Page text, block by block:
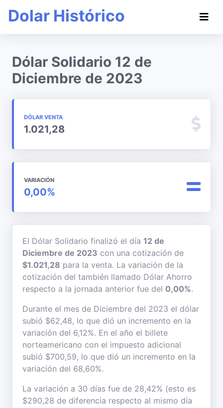
Dolar Histórico
Dólar Solidario 12 de
Diciembre de 2023
DÓLAR VENTA
1.021,28
VARIACIÓN
0,00%
El Dólar Solidario finalizó el día 12 de
Diciembre de 2023 con una cotización de
$1.021,28 para la venta. La variación de la
cotización del también llamado Dólar Ahorro
respecto a la jornada anterior fue del 0,00%.
Durante el mes de Diciembre del 2023 el dólar
subió $62,48, lo que dió un incremento en la
variación del 6,12%. En el año el billete
norteamericano con el impuesto adicional
subió $700,59, lo que dió un incremento en la
variación del 68,60%.
La variación a 30 días fue de 28,42% (esto es
$290,28 de diferencia respecto al mismo día